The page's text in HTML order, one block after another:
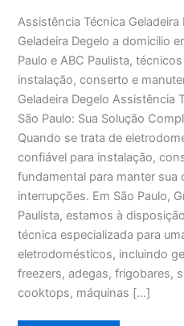
Assistência Técnica
Geladeira Degelo a domicílio
Paulo e ABC Paulista,
instalação, conserto e
Geladeira Degelo Assistência
São Paulo: Sua Solução
Quando se trata de
confiável para instalação,
fundamental para manter sua
interrupções. Em São Paulo,
Paulista, estamos à
técnica especializada para
eletrodomésticos, incluindo
freezers, adegas, frigobares,
cooktops, máquinas […]